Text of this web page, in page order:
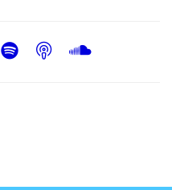
Spotify
Podcast